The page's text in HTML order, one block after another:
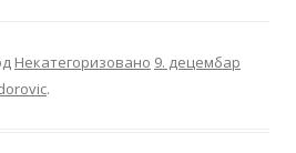
Некатегоризовано 9. децембар
.